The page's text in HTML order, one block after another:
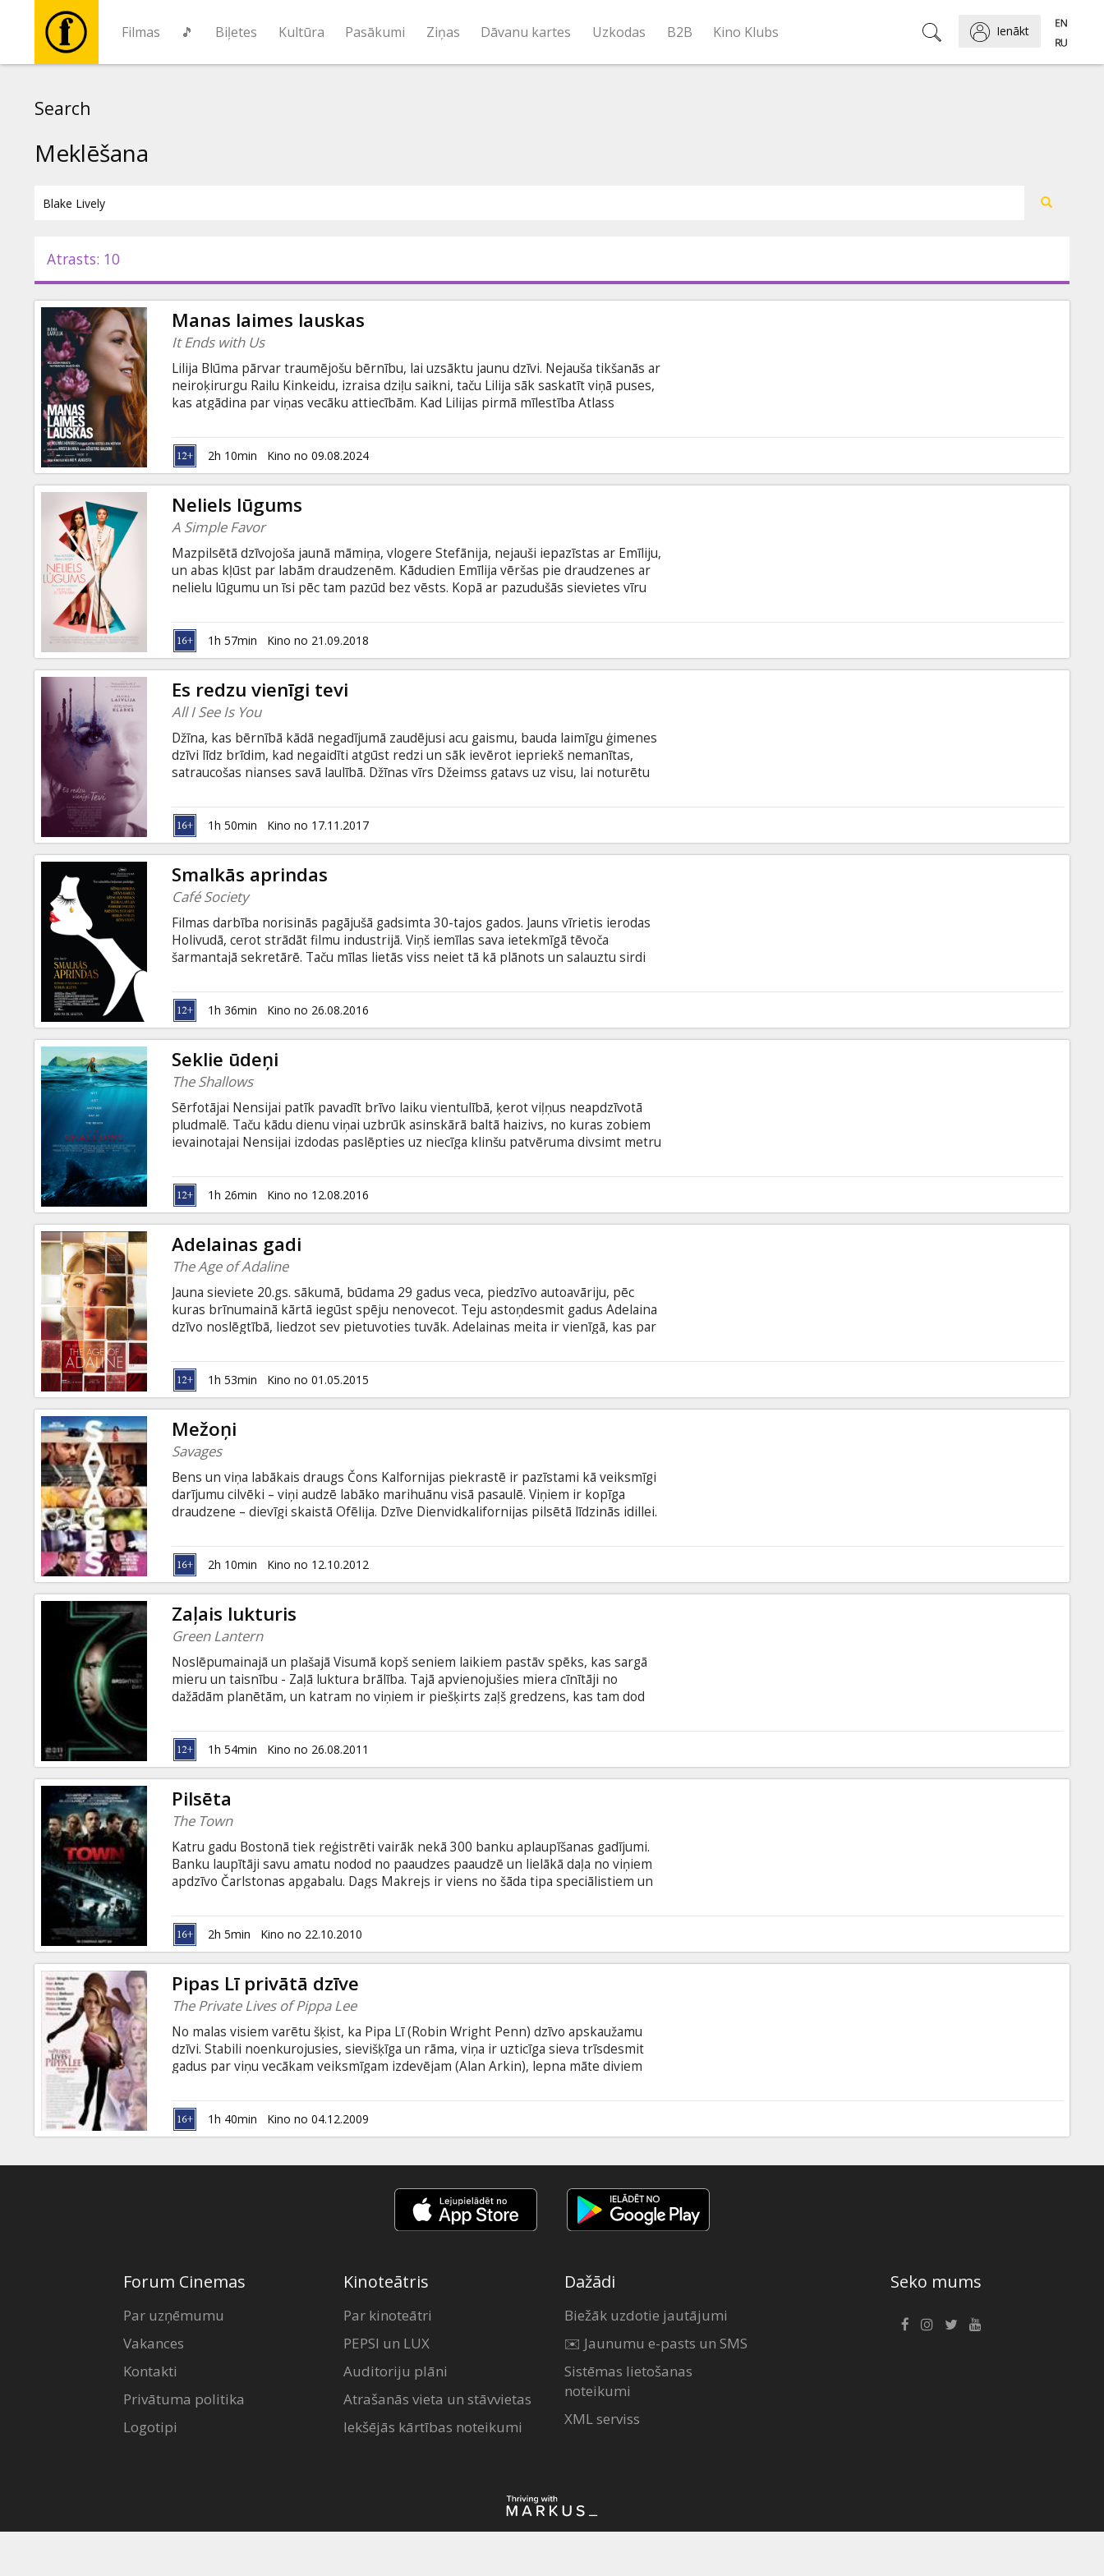
Filmas 🎵 Biļetes Kultūra Pasākumi Ziņas Dāvanu kartes Uzkodas B2B Kino Klubs Ienākt
Pasākumi
Ziņas
Dāvanu
kartes
Uzkodas
B2B
Kino
Klubs
Search
Meklēšana
Atrasts: 10
Manas laimes lauskas
It Ends with Us
Lilija Blūma pārvar traumējošu bērnību, lai uzsāktu jaunu dzīvi. Nejauša tikšanās ar
neiroķirurgu Railu Kinkeidu, izraisa dziļu saikni, taču Lilija sāk saskatīt viņā puses,
kas atgādina par viņas vecāku attiecībām. Kad Lilijas pirmā mīlestība Atlass
saprot, ka viņai jāiemācās paļauties saviem spēkiem, lai izdarītu neiespējamu izvēli
savai nākotnei. Stāsts adaptēts no Kolīnas Hūveres romāna. Filma angļu valodā ar
subtitriem latviešu un krievu valodā.
2h 10min Kino no 09.08.2024
Neliels lūgums
A Simple Favor
Mazpilsētā dzīvojoša jaunā māmiņa, vlogere Stefānija, nejauši iepazīstas ar Emīliju,
un abas kļūst par labām draudzenēm. Kādudien Emīlija vēršas pie draudzenes ar
nelielu lūgumu un īsi pēc tam pazūd bez vēsts. Kopā ar pazudušās sievietes vīru
noslēpumus. Filma angļu valodā ar subtitriem latviešu un krievu valodā.
1h 57min Kino no 21.09.2018
Es redzu vienīgi tevi
All I See Is You
Džīna, kas bērnībā kādā negadījumā zaudējusi acu gaismu, bauda laimīgu ģimenes
dzīvi līdz brīdim, kad negaidīti atgūst redzi un sāk ievērot iepriekš nemanītas,
satraucošas nianses savā laulībā. Džīnas vīrs Džeimss gatavs uz visu, lai noturētu
dubultai dzīvei, galu galā uzzinot patiesību par savu vīru. Filma angļu valodā ar
subtitriem latviešu un krievu valodā.
1h 50min Kino no 17.11.2017
Smalkās aprindas
Café Society
Filmas darbība norisinās pagājušā gadsimta 30-tajos gados. Jauns vīrietis ierodas
Holivudā, cerot strādāt filmu industrijā. Viņš iemīlas sava ietekmīgā tēvoča
šarmantajā sekretārē. Taču mīlas lietās viss neiet tā kā plānots un salauztu sirdi
uzdzīvē. Filma angļu valodā ar subtitriem latviešu un krievu valodā.
1h 36min Kino no 26.08.2016
Seklie ūdeņi
The Shallows
Sērfotājai Nensijai patīk pavadīt brīvo laiku vientulībā, ķerot viļņus neapdzīvotā
pludmalē. Taču kādu dienu viņai uzbrūk asinskārā baltā haizivs, no kuras zobiem
ievainotajai Nensijai izdodas paslēpties uz niecīga klinšu patvēruma divsimt metru
savu dzīvību... Filma angļu valodā ar subtitriem latviešu un krievu valodā.
1h 26min Kino no 12.08.2016
Adelainas gadi
The Age of Adaline
Jauna sieviete 20.gs. sākumā, būdama 29 gadus veca, piedzīvo autoavāriju, pēc
kuras brīnumainā kārtā iegūst spēju nenovecot. Teju astoņdesmit gadus Adelaina
dzīvo noslēgtībā, liedzot sev pietuvoties tuvāk. Adelainas meita ir vienīgā, kas par
kopā vēlētos novecot. Adelaina atgūst kaisli dzīvot un mīlēt, taču brīdī, kad viņas
noslēpums varētu tikt atklāts, pieņem lēmumu, kas izmainīs visu viņas dzīvi. Filma
angļu valodā ar subtitriem latviešu un krievu valodā.
1h 53min Kino no 01.05.2015
Mežoņi
Savages
Bens un viņa labākais draugs Čons Kalfornijas piekrastē ir pazīstami kā veiksmīgi
darījumu cilvēki – viņi audzē labāko marihuānu visā pasaulē. Viņiem ir kopīga
draudzene – dievīgi skaistā Ofēlija. Dzīve Dienvidkalifornijas pilsētā līdzinās idillei.
kartelis. Un sākas mežonīga spēle ar ļoti augstām likmēm. "Mežoņi" ir 3 ASV
Kinoakadēmijas balvu ieguvēja, režisora Olivera Stouna jaunākā filma – trilleris,
kurā sapulcēts lielisks aktieru ansamblis: Džons Travolta, Selma Haijeka, Benisio
Del Toro, Teilors Kitčs un citi.
2h 10min Kino no 12.10.2012
Zaļais lukturis
Green Lantern
Noslēpumainajā un plašajā Visumā kopš seniem laikiem pastāv spēks, kas sargā
mieru un taisnību - Zaļā luktura brālība. Tajā apvienojušies miera cīnītāji no
dažādām planētām, un katram no viņiem ir piešķirts zaļš gredzens, kas tam dod
Zaļā lukturu brālībai pievienojas lecīgais, taču talantīgais pilots Hals Džordans. Hals
ir pirmais cilvēks, kam piešķirtas superspējas un milzu atbildība. Vai viņam
izdosies gredzenu izmantot godam un kļūt par līdz šim labāko Zaļo lukturi?
1h 54min Kino no 26.08.2011
Pilsēta
The Town
Katru gadu Bostonā tiek reģistrēti vairāk nekā 300 banku aplaupīšanas gadījumi.
Banku laupītāji savu amatu nodod no paaudzes paaudzē un lielākā daļa no viņiem
apdzīvo Čarlstonas apgabalu. Dags Makrejs ir viens no šāda tipa speciālistiem un
izmainās vienā brīdī - aplaupīšanas laikā ķīlniekos saņemtā bankas menedžere
Klēra vēlāk nejauši iepazīstās ar Dagu, nemaz nenojaušot par viņa nodarbošanos.
Uzsāktās attiecības un kaislīgā mīlestība liek Dagam izvērtēt savu dzīvi un rada
vēlmi pamest noziedznieku pilsētu.
2h 5min Kino no 22.10.2010
Pipas Lī privātā dzīve
The Private Lives of Pippa Lee
No malas visiem varētu šķist, ka Pipa Lī (Robin Wright Penn) dzīvo apskaužamu
dzīvi. Stabili noenkurojusies, sievišķīga un rāma, viņa ir uzticīga sieva trīsdesmit
gadus par viņu vecākam veiksmīgam izdevējam (Alan Arkin), lepna māte diviem
tiekas. Taču, kad Pipa ģimenes pienākuma vadīta seko savam vīram sākot jaunu
dzīvi mierpilnā Konektikutas veco ļaužu pansionātā, viņas idilliskā pasaule un
persona, kas tika izveidota ilgās laulības gaitā tiks pakļauta nopietnai pārbaudei.
1h 40min Kino no 04.12.2009
Forum Cinemas
Par uzņēmumu
Vakances
Kontakti
Privātuma politika
Logotipi
Kinoteātris
Par kinoteātri
PEPSI un LUX
Auditoriju plāni
Atrašanās vieta un stāvvietas
Iekšējās kārtības noteikumi
Dažādi
Biežāk uzdotie jautājumi
✉️ Jaunumu e-pasts un SMS
Sistēmas lietošanas
noteikumi
XML serviss
Seko mums